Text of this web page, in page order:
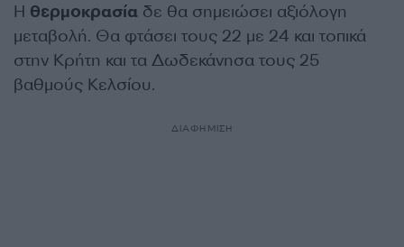
Η θερμοκρασία δε θα σημειώσει αξιόλογη
μεταβολή. Θα φτάσει τους 22 με 24 και τοπικά
στην Κρήτη και τα Δωδεκάνησα τους 25
βαθμούς Κελσίου.
ΔΙΑΦΗΜΙΣΗ